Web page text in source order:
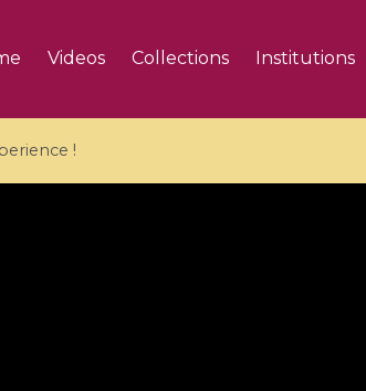
Videos Collections Institutions
!